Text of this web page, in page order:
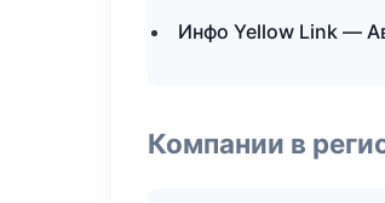
Инфо Yellow Link —
Компании в